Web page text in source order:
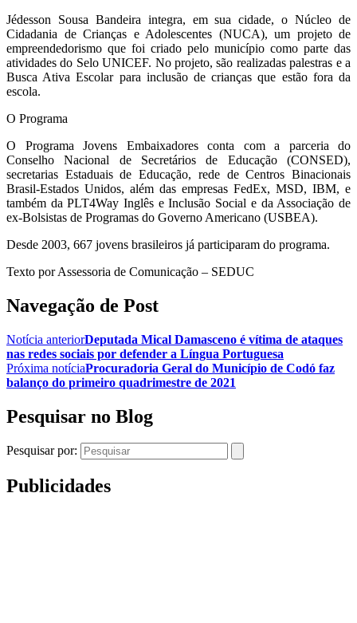
Jédesson Sousa Bandeira integra, em sua cidade, o Núcleo de
Cidadania de Crianças e Adolescentes (NUCA), um projeto de
empreendedorismo que foi criado pelo município como parte das
atividades do Selo UNICEF. No projeto, são realizadas palestras e a
Busca Ativa Escolar para inclusão de crianças que estão fora da
escola.
O Programa
O Programa Jovens Embaixadores conta com a parceria do
Conselho Nacional de Secretários de Educação (CONSED),
secretarias Estaduais de Educação, rede de Centros Binacionais
Brasil-Estados Unidos, além das empresas FedEx, MSD, IBM, e
também da PLT4Way Inglês e Inclusão Social e da Associação de
ex-Bolsistas de Programas do Governo Americano (USBEA).
Desde 2003, 667 jovens brasileiros já participaram do programa.
Texto por Assessoria de Comunicação – SEDUC
Navegação de Post
Notícia anteriorDeputada Mical Damasceno é vítima de ataques
nas redes sociais por defender a Língua Portuguesa
Próxima notíciaProcuradoria Geral do Município de Codó faz
balanço do primeiro quadrimestre de 2021
Pesquisar no Blog
Pesquisar por:
Publicidades